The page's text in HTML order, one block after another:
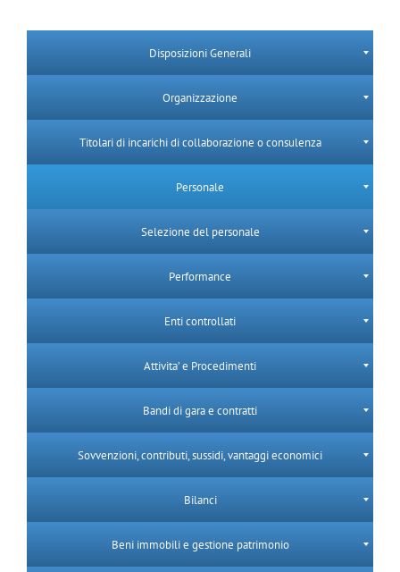
Disposizioni Generali
Organizzazione
Titolari di incarichi di collaborazione o consulenza
Personale
Selezione del personale
Performance
Enti controllati
Attivita’ e Procedimenti
Bandi di gara e contratti
Sovvenzioni, contributi, sussidi, vantaggi economici
Bilanci
Beni immobili e gestione patrimonio